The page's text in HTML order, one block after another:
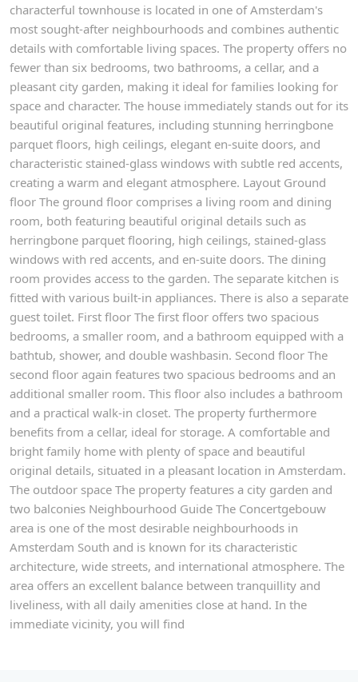
characterful townhouse is located in one of Amsterdam's
most sought-after neighbourhoods and combines authentic
details with comfortable living spaces. The property offers no
fewer than six bedrooms, two bathrooms, a cellar, and a
pleasant city garden, making it ideal for families looking for
space and character. The house immediately stands out for its
beautiful original features, including stunning herringbone
parquet floors, high ceilings, elegant en-suite doors, and
characteristic stained-glass windows with subtle red accents,
creating a warm and elegant atmosphere. Layout Ground
floor The ground floor comprises a living room and dining
room, both featuring beautiful original details such as
herringbone parquet flooring, high ceilings, stained-glass
windows with red accents, and en-suite doors. The dining
room provides access to the garden. The separate kitchen is
fitted with various built-in appliances. There is also a separate
guest toilet. First floor The first floor offers two spacious
bedrooms, a smaller room, and a bathroom equipped with a
bathtub, shower, and double washbasin. Second floor The
second floor again features two spacious bedrooms and an
additional smaller room. This floor also includes a bathroom
and a practical walk-in closet. The property furthermore
benefits from a cellar, ideal for storage. A comfortable and
bright family home with plenty of space and beautiful
original details, situated in a pleasant location in Amsterdam.
The outdoor space The property features a city garden and
two balconies Neighbourhood Guide The Concertgebouw
area is one of the most desirable neighbourhoods in
Amsterdam South and is known for its characteristic
architecture, wide streets, and international atmosphere. The
area offers an excellent balance between tranquillity and
liveliness, with all daily amenities close at hand. In the
immediate vicinity, you will find